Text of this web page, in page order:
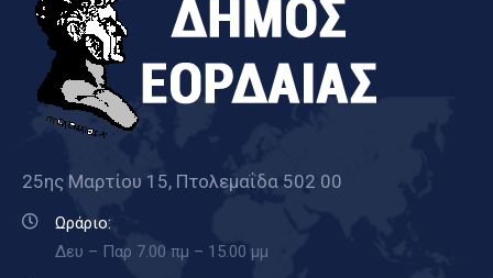
25ης Μαρτίου 15, Πτολεμαΐδα 502 00
Ωράριο:
Δευ – Παρ 7.00 πμ – 15.00 μμ